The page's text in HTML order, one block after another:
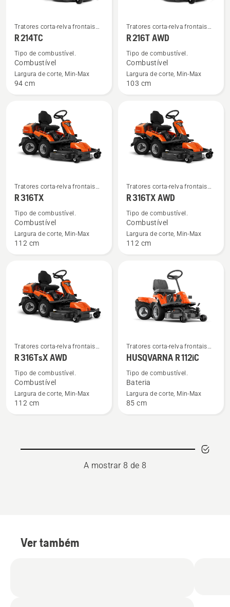
Ver
mais
sobre
R 214TC
Tratores corta-relva frontais
residenciais
R 214TC
Tipo de combustível.
Combustível
Largura de corte, Min-Max
94 cm
Ver
mais
sobre
R 216T
AWD
Tratores corta-relva frontais
residenciais
R 216T AWD
Tipo de combustível.
Combustível
Largura de corte, Min-Max
103 cm
Ver
mais
sobre
R 316TX
Tratores corta-relva frontais
residenciais
R 316TX
Tipo de combustível.
Combustível
Largura de corte, Min-Max
112 cm
Ver
mais
sobre
R 316TX
AWD
Tratores corta-relva frontais
residenciais
R 316TX AWD
Tipo de combustível.
Combustível
Largura de corte, Min-Max
112 cm
Ver
mais
sobre
R 316TsX
AWD
Tratores corta-relva frontais
residenciais
R 316TsX AWD
Tipo de combustível.
Combustível
Largura de corte, Min-Max
112 cm
Ver
mais
sobre
HUSQVARNA
R 112iC
Tratores corta-relva frontais
residenciais
HUSQVARNA R 112iC
Tipo de combustível.
Bateria
Largura de corte, Min-Max
85 cm
A mostrar 8 de 8
Ver também